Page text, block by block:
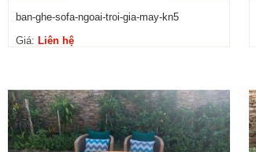
ban-ghe-sofa-ngoai-troi-gia-may-kn5
Giá: Liên hệ